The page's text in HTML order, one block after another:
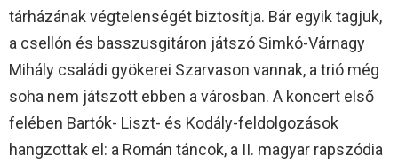
tárházának végtelenségét biztosítja. Bár egyik tagjuk,
a csellón és basszusgitáron játszó Simkó-Várnagy
Mihály családi gyökerei Szarvason vannak, a trió még
soha nem játszott ebben a városban. A koncert első
felében Bartók- Liszt- és Kodály-feldolgozások
hangzottak el: a Román táncok, a II. magyar rapszódia